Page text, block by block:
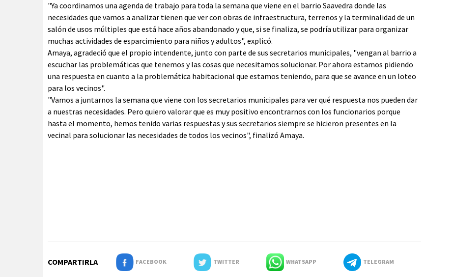
"Ya coordinamos una agenda de trabajo para toda la semana que viene en el barrio Saavedra donde las
necesidades que vamos a analizar tienen que ver con obras de infraestructura, terrenos y la terminalidad de un
salón de usos múltiples que está hace años abandonado y que, si se finaliza, se podría utilizar para organizar
muchas actividades de esparcimiento para niños y adultos", explicó.
Amaya, agradeció que el propio intendente, junto con parte de sus secretarios municipales, "vengan al barrio a
escuchar las problemáticas que tenemos y las cosas que necesitamos solucionar. Por ahora estamos pidiendo
una respuesta en cuanto a la problemática habitacional que estamos teniendo, para que se avance en un loteo
para los vecinos".
"Vamos a juntarnos la semana que viene con los secretarios municipales para ver qué respuesta nos pueden dar
a nuestras necesidades. Pero quiero valorar que es muy positivo encontrarnos con los funcionarios porque
hasta el momento, hemos tenido varias respuestas y sus secretarios siempre se hicieron presentes en la
vecinal para solucionar las necesidades de todos los vecinos", finalizó Amaya.
COMPARTIRLA FACEBOOK TWITTER WHATSAPP TELEGRAM